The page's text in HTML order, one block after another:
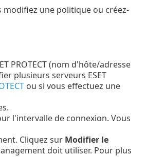
modifiez une politique ou créez-
PROTECT (nom d'hôte/adresse
plusieurs serveurs ESET
ou si vous effectuez une
l'intervalle de connexion. Vous
Cliquez sur Modifier le
doit utiliser. Pour plus